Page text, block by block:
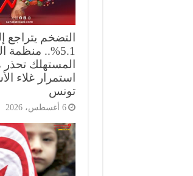
التضخم يتراجع
5.1%.. منظمة
المستهلك
استمرار غلاء
تونس
6 أغسطس، 2026